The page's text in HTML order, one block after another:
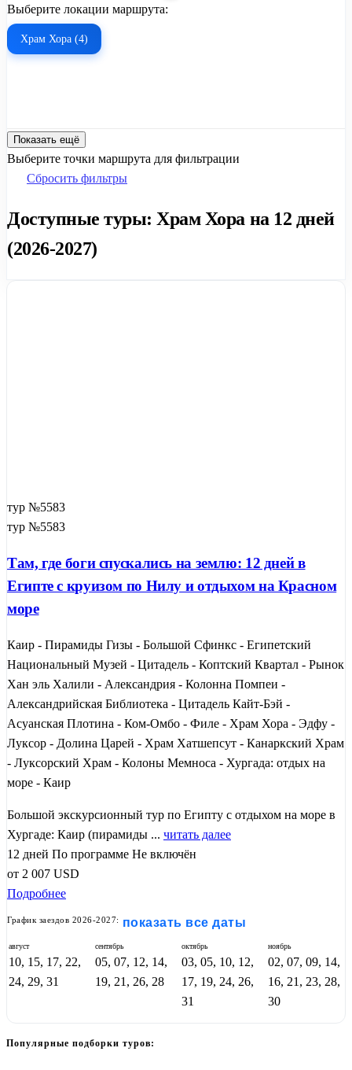
Выберите локации маршрута:
Храм Хора (4)
Показать ещё
Выберите точки маршрута для фильтрации
Сбросить фильтры
Доступные туры: Храм Хора на 12 дней
(2026-2027)
тур №5583
тур №5583
Там, где боги спускались на землю: 12 дней в
Египте с круизом по Нилу и отдыхом на Красном
море
Каир - Пирамиды Гизы - Большой Сфинкс - Египетский
Национальный Музей - Цитадель - Коптский Квартал - Рынок
Хан эль Халили - Александрия - Колонна Помпеи -
Александрийская Библиотека - Цитадель Кайт-Бэй -
Асуанская Плотина - Ком-Омбо - Филе - Храм Хора - Эдфу -
Луксор - Долина Царей - Храм Хатшепсут - Канаркский Храм
- Луксорский Храм - Колоны Мемноса - Хургада: отдых на
море - Каир
Большой экскурсионный тур по Египту с отдыхом на море в
Хургаде: Каир (пирамиды ... читать далее
12 дней По программе Не включён
от 2 007 USD
Подробнее
График заездов 2026-2027: показать все даты
август
10, 15, 17, 22,
24, 29, 31
сентябрь
05, 07, 12, 14,
19, 21, 26, 28
октябрь
03, 05, 10, 12,
17, 19, 24, 26,
31
ноябрь
02, 07, 09, 14,
16, 21, 23, 28,
30
Популярные подборки туров: